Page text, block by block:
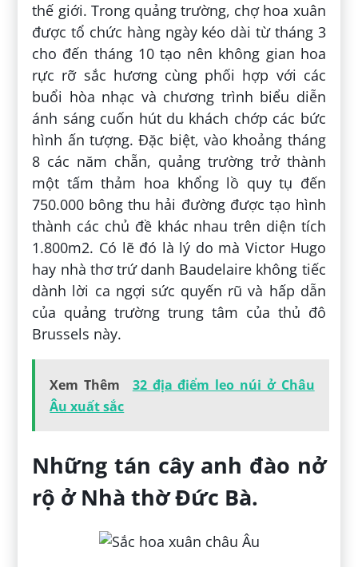
thế giới. Trong quảng trường, chợ hoa xuân
được tổ chức hàng ngày kéo dài từ tháng 3
cho đến tháng 10 tạo nên không gian hoa
rực rỡ sắc hương cùng phối hợp với các
buổi hòa nhạc và chương trình biểu diễn
ánh sáng cuốn hút du khách chớp các bức
hình ấn tượng. Đặc biệt, vào khoảng tháng
8 các năm chẵn, quảng trường trở thành
một tấm thảm hoa khổng lồ quy tụ đến
750.000 bông thu hải đường được tạo hình
thành các chủ đề khác nhau trên diện tích
1.800m2. Có lẽ đó là lý do mà Victor Hugo
hay nhà thơ trứ danh Baudelaire không tiếc
dành lời ca ngợi sức quyến rũ và hấp dẫn
của quảng trường trung tâm của thủ đô
Brussels này.
Xem Thêm
32 địa điểm leo núi ở Châu
Âu xuất sắc
Những tán cây anh đào nở
rộ ở Nhà thờ Đức Bà.